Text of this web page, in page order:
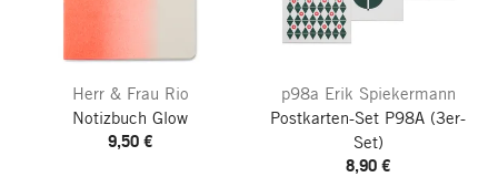
Herr & Frau Rio
Notizbuch Glow
9,50 €
p98a Erik Spiekermann
Postkarten-Set P98A (3er-
Set)
8,90 €